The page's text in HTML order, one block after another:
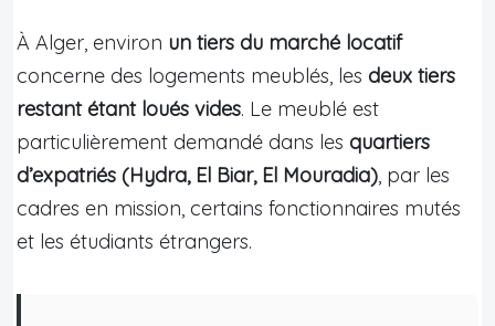
À Alger, environ un tiers du marché locatif
concerne des logements meublés, les deux tiers
restant étant loués vides. Le meublé est
particulièrement demandé dans les quartiers
d’expatriés (Hydra, El Biar, El Mouradia), par les
cadres en mission, certains fonctionnaires mutés
et les étudiants étrangers.